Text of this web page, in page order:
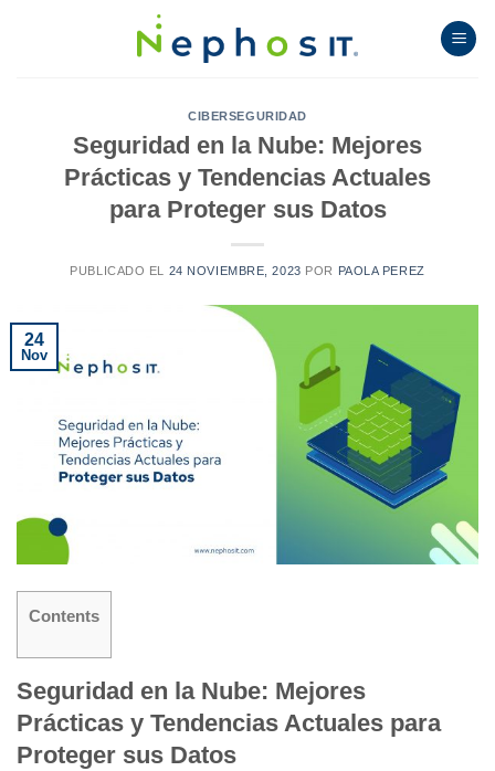
CIBERSEGURIDAD
Seguridad en la Nube: Mejores
Prácticas y Tendencias Actuales
para Proteger sus Datos
PUBLICADO EL 24 NOVIEMBRE, 2023 POR PAOLA PEREZ
24
Nov
Contents
Seguridad en la Nube: Mejores
Prácticas y Tendencias Actuales para
Proteger sus Datos